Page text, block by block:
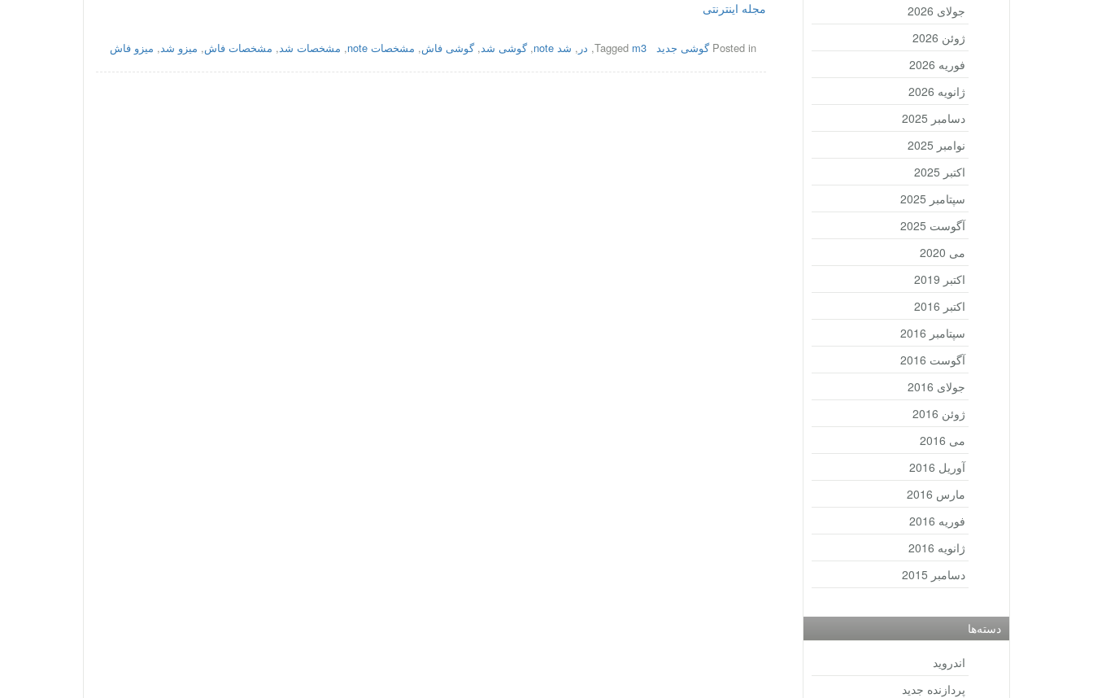
مجله اینترنتی
Posted in گوشی جدید Tagged m3
, در , شد note ,گوشی شد,گوشی فاش, مشخصات note , مشخصات شد, مشخصات فاش, میزو شد, میزو فاش
جولای 2026
ژوئن 2026
فوریه 2026
ژانویه 2026
دسامبر 2025
نوامبر 2025
اکتبر 2025
سپتامبر 2025
آگوست 2025
می 2020
اکتبر 2019
اکتبر 2016
سپتامبر 2016
آگوست 2016
جولای 2016
ژوئن 2016
می 2016
آوریل 2016
مارس 2016
فوریه 2016
ژانویه 2016
دسامبر 2015
دسته‌ها
اندروید
پردازنده جدید